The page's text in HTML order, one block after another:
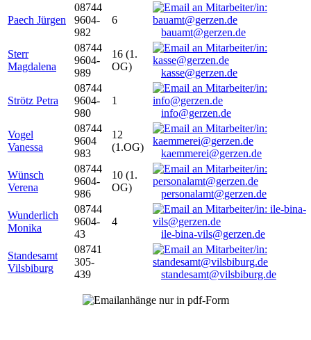
Paech Jürgen
08744
9604-
982
6
bauamt@gerzen.de
Sterr
Magdalena
08744
9604-
989
16 (1.
OG)
kasse@gerzen.de
Strötz Petra
08744
9604-
980
1
info@gerzen.de
Vogel
Vanessa
08744
9604
983
12
(1.OG)
kaemmerei@gerzen.de
Wünsch
Verena
08744
9604-
986
10 (1.
OG)
personalamt@gerzen.de
Wunderlich
Monika
08744
9604-
43
4
ile-bina-vils@gerzen.de
Standesamt
Vilsbiburg
08741
305-
439
standesamt@vilsbiburg.de